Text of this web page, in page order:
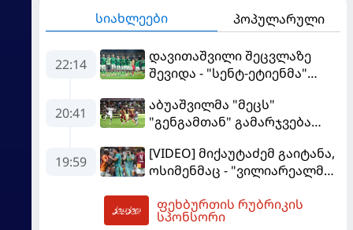
სიახლეები პოპულარული
22:14
დავითაშვილი შეცვლაზე
შევიდა - "სენტ-ეტიენმა"
20:41
აბუაშვილმა "მეცს"
"გენგამთან" გამარჯვება
19:59
[VIDEO] მიქაუტაძემ გაიტანა,
ოსიმენმაც - "ვილიარეალმა"
"გალათასარაის" მოუგო
ფეხბურთის რუბრიკის
სპონსორი